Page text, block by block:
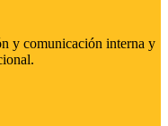
y comunicación interna y